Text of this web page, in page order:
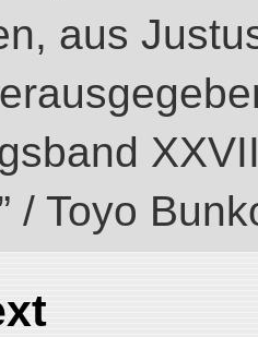
aus
/ Toyo